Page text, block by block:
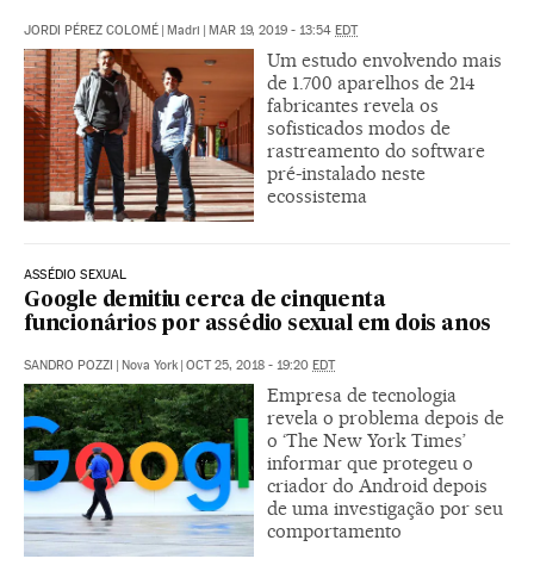
JORDI PÉREZ COLOMÉ Madri MAR 19, 2019 - 13:54 EDT
Um estudo envolvendo mais
de 1.700 aparelhos de 214
fabricantes revela os
sofisticados modos de
rastreamento do software
pré-instalado neste
ecossistema
ASSÉDIO SEXUAL
Google demitiu cerca de cinquenta
funcionários por assédio sexual em dois anos
SANDRO POZZI | Nova York | OCT 25, 2018 - 19:20 EDT
Empresa de tecnologia
revela o problema depois de
o ‘The New York Times’
informar que protegeu o
criador do Android depois
de uma investigação por seu
comportamento